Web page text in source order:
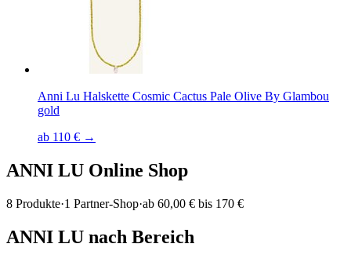
Anni Lu Halskette Cosmic Cactus Pale Olive By Glambou
gold
ab 110 € →
ANNI LU Online Shop
8 Produkte·1 Partner-Shop·ab 60,00 € bis 170 €
ANNI LU nach Bereich